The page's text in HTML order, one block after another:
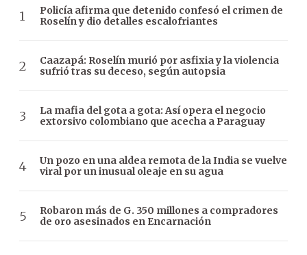
Policía afirma que detenido confesó el crimen de
Roselín y dio detalles escalofriantes
Caazapá: Roselín murió por asfixia y la violencia
sufrió tras su deceso, según autopsia
La mafia del gota a gota: Así opera el negocio
extorsivo colombiano que acecha a Paraguay
Un pozo en una aldea remota de la India se vuelve
viral por un inusual oleaje en su agua
Robaron más de G. 350 millones a compradores
de oro asesinados en Encarnación